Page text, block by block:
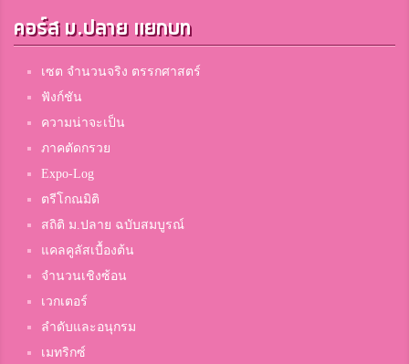
คอร์ส ม.ปลาย แยกบท
เซต จำนวนจริง ตรรกศาสตร์
ฟังก์ชัน
ความน่าจะเป็น
ภาคตัดกรวย
Expo-Log
ตรีโกณมิติ
สถิติ ม.ปลาย ฉบับสมบูรณ์
แคลคูลัสเบื้องต้น
จำนวนเชิงซ้อน
เวกเตอร์
ลำดับและอนุกรม
เมทริกซ์